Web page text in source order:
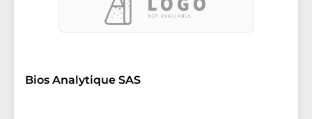
Bios Analytique SAS